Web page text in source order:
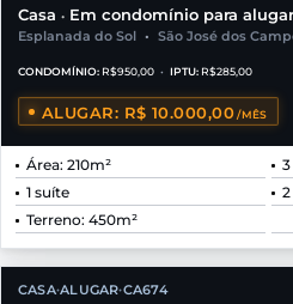
Casa • Em condomínio para
Esplanada do Sol • São José dos
CONDOMÍNIO: R$950,00 • IPTU: R$285,00
ALUGAR: R$ 10.000,00 /MÊS
Área: 210m²
1 suíte
Terreno: 450m²
CASA•ALUGAR•CA674